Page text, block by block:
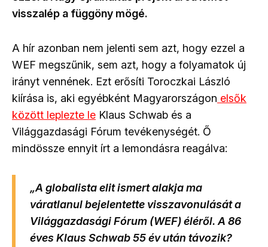
visszalép a függöny mögé.
A hír azonban nem jelenti sem azt, hogy ezzel a
WEF megszűnik, sem azt, hogy a folyamatok új
irányt vennének. Ezt erősíti Toroczkai László
kiírása is, aki egyébként Magyarországon elsők
között leplezte le Klaus Schwab és a
Világgazdasági Fórum tevékenységét. Ő
mindössze ennyit írt a lemondásra reagálva:
„A globalista elit ismert alakja ma
váratlanul bejelentette visszavonulását a
Világgazdasági Fórum (WEF) éléről. A 86
éves Klaus Schwab 55 év után távozik?